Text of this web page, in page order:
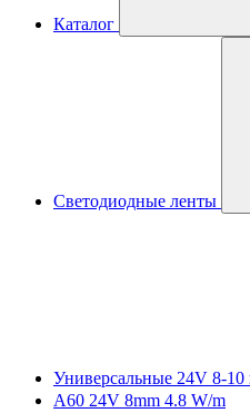
Каталог
Светодиодные ленты
Универсальные 24V 8-
A60 24V 8mm 4.8 W/m